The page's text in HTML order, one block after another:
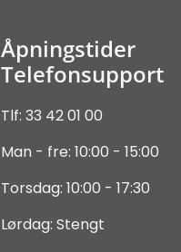
Åpningstider
Telefonsupport
Tlf: 33 42 01 00
Man - fre: 10:00 - 15:00
Torsdag: 10:00 - 17:30
Lørdag: Stengt